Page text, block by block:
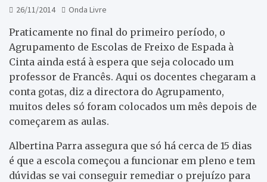
26/11/2014 Onda Livre
Praticamente no final do primeiro período, o
Agrupamento de Escolas de Freixo de Espada à
Cinta ainda está à espera que seja colocado um
professor de Francês. Aqui os docentes chegaram a
conta gotas, diz a directora do Agrupamento,
muitos deles só foram colocados um mês depois de
começarem as aulas.
Albertina Parra assegura que só há cerca de 15 dias
é que a escola começou a funcionar em pleno e tem
dúvidas se vai conseguir remediar o prejuízo para